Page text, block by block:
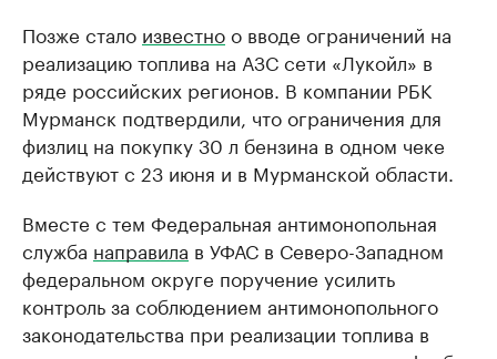
Позже стало известноо вводе ограничений на
реализацию топлива на АЗС сети «Лукойл» в
ряде российских регионов. В компании РБК
Мурманск подтвердили, что ограничения для
физлиц на покупку 30 л бензина в одном чеке
действуют с 23 июня и в Мурманской области.
Вместе с тем Федеральная антимонопольная
служба направила в УФАС в Северо-Западном
федеральном округе поручение усилить
контроль за соблюдением антимонопольного
законодательства при реализации топлива в